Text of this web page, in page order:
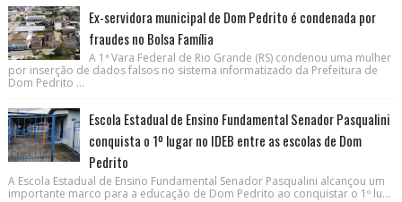
Ex-servidora municipal de Dom Pedrito é condenada por
fraudes no Bolsa Família
A 1ª Vara Federal de Rio Grande (RS) condenou uma mulher
por inserção de dados falsos no sistema informatizado da Prefeitura de
Dom Pedrito ...
Escola Estadual de Ensino Fundamental Senador Pasqualini
conquista o 1º lugar no IDEB entre as escolas de Dom
Pedrito
A Escola Estadual de Ensino Fundamental Senador Pasqualini alcançou um
importante marco para a educação de Dom Pedrito ao conquistar o 1º lu...